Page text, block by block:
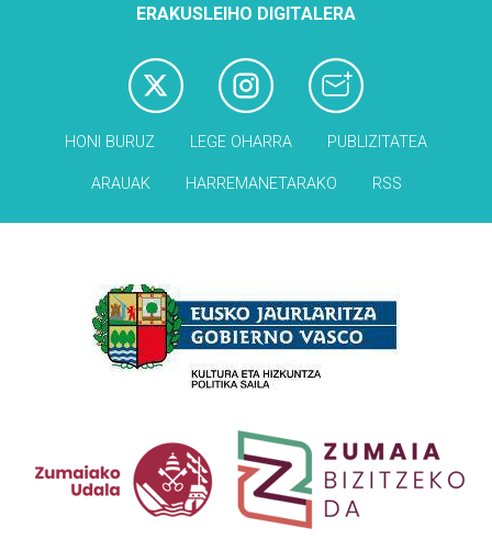
ERAKUSLEIHO DIGITALERA
HONI BURUZ LEGE OHARRA PUBLIZITATEA
ARAUAK HARREMANETARAKO RSS